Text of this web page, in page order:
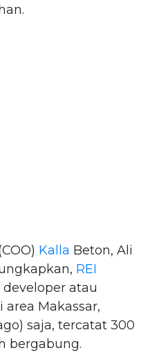
Kalla Beton, Ali
REI
atau
Makassar,
saja, tercatat 300
bergabung.